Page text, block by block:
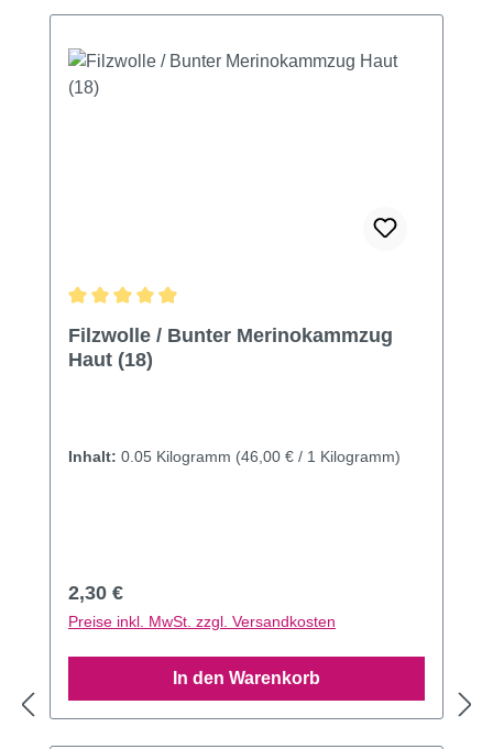
Filzwolle / Bunter Merinokammzug
Haut (18)
Inhalt: 0.05 Kilogramm (46,00 € / 1 Kilogramm)
Regulärer Preis:
2,30 €
Preise inkl. MwSt. zzgl. Versandkosten
In den Warenkorb